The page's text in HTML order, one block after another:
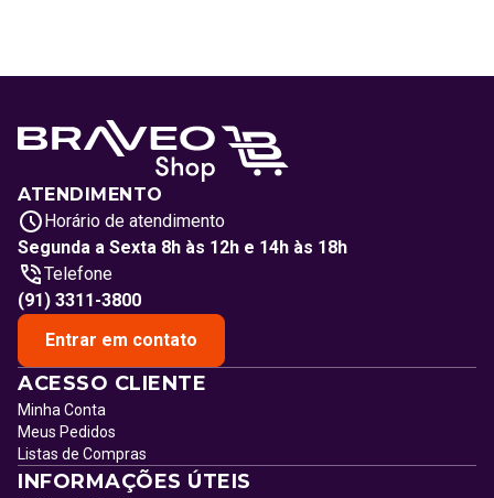
ATENDIMENTO
Horário de atendimento
Segunda a Sexta 8h às 12h e 14h às 18h
Telefone
(91) 3311-3800
Entrar em contato
ACESSO CLIENTE
Minha Conta
Meus Pedidos
Listas de Compras
INFORMAÇÕES ÚTEIS